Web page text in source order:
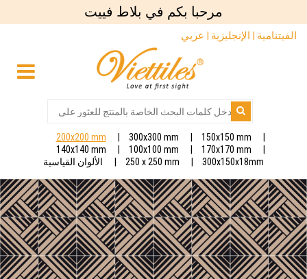
مرحبا بكم في بلاط فييت
الفيتنامية | الإنجليزية | عربي
200x200 mm 300x300 mm
150x150 mm
140x140 mm
100x100 mm
170x170 mm
الألوان القياسية
250 x 250 mm 300x150x18mm